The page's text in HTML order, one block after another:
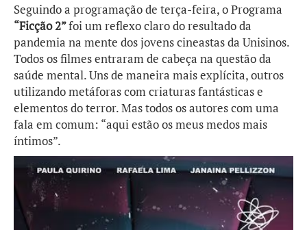
Seguindo a programação de terça-feira, o Programa
“Ficção 2”foi um reflexo claro do resultado da
pandemia na mente dos jovens cineastas da Unisinos.
Todos os filmes entraram de cabeça na questão da
saúde mental. Uns de maneira mais explícita, outros
utilizando metáforas com criaturas fantásticas e
elementos do terror. Mas todos os autores com uma
fala em comum: “aqui estão os meus medos mais
íntimos”.